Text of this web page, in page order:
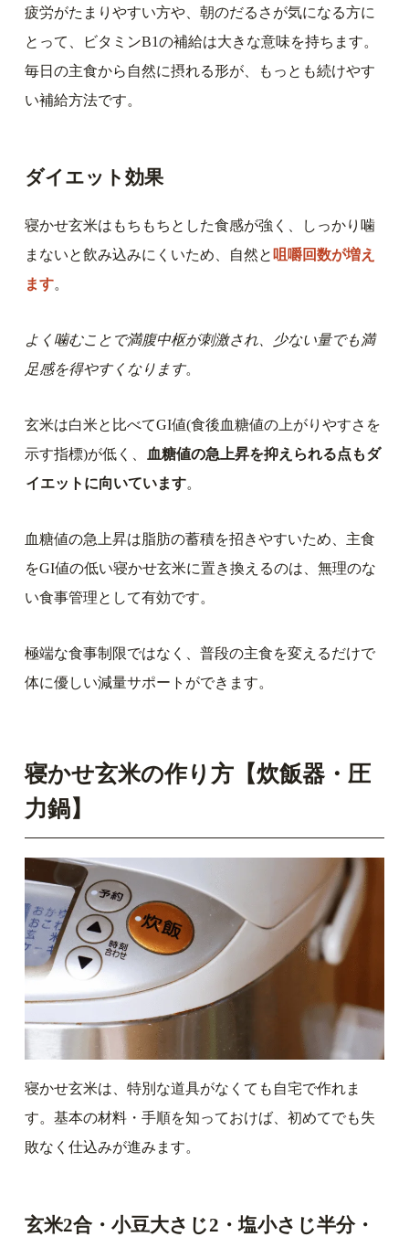
疲労がたまりやすい方や、朝のだるさが気になる方に
とって、ビタミンB1の補給は大きな意味を持ちます。
毎日の主食から自然に摂れる形が、もっとも続けやす
い補給方法です。
ダイエット効果
寝かせ玄米はもちもちとした食感が強く、しっかり噛
まないと飲み込みにくいため、自然と咀嚼回数が増え
ます。
よく噛むことで満腹中枢が刺激され、少ない量でも満
足感を得やすくなります。
玄米は白米と比べてGI値(食後血糖値の上がりやすさを
示す指標)が低く、
血糖値の急上昇を抑えられる点もダ
イエットに向いています。
血糖値の急上昇は脂肪の蓄積を招きやすいため、主食
をGI値の低い寝かせ玄米に置き換えるのは、無理のな
い食事管理として有効です。
極端な食事制限ではなく、普段の主食を変えるだけで
体に優しい減量サポートができます。
寝かせ玄米の作り方【炊飯器・圧
力鍋】
寝かせ玄米は、特別な道具がなくても自宅で作れま
す。基本の材料・手順を知っておけば、初めてでも失
敗なく仕込みが進みます。
玄米2合・小豆大さじ2・塩小さじ半分・